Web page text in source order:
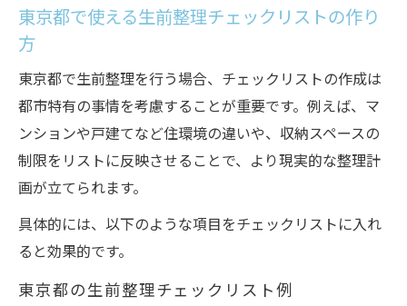
東京都で使える生前整理チェックリストの作り
方
東京都で生前整理を行う場合、チェックリストの作成は
都市特有の事情を考慮することが重要です。例えば、マ
ンションや戸建てなど住環境の違いや、収納スペースの
制限をリストに反映させることで、より現実的な整理計
画が立てられます。
具体的には、以下のような項目をチェックリストに入れ
ると効果的です。
東京都の生前整理チェックリスト例